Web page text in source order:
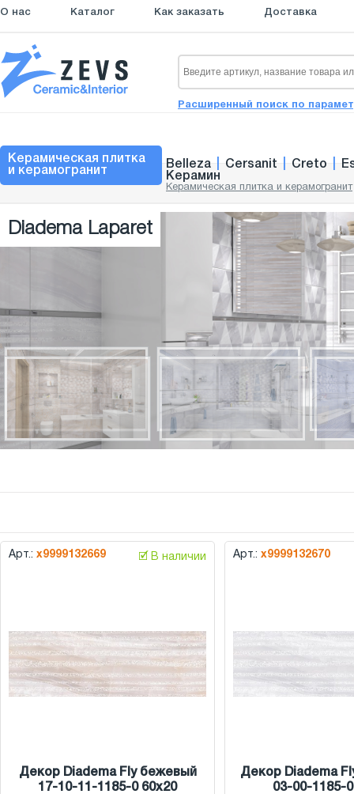
О нас Каталог Как заказать Доставка
Расширенный поиск по
Керамическая плитка
и керамогранит
Belleza Cersanit Creto
Керамин
Керамическая плитка и керамогранит
Diadema Laparet
Арт.: х9999132669 🗹 В наличии
Декор Diadema Fly бежевый
17-10-11-1185-0 60x20
Арт.: х9999132670
Декор Diadema
03-00-1185-